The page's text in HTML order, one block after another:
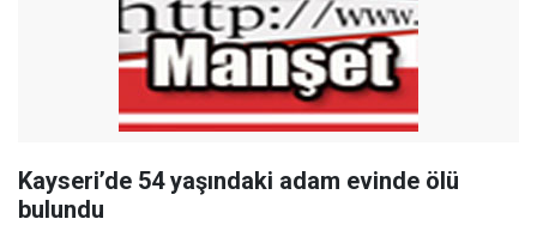
Kayseri’de 54 yaşındaki adam evinde ölü
bulundu